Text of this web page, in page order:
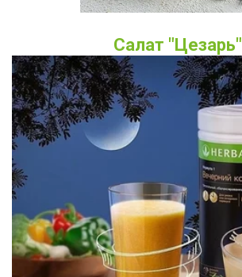
Салат "Цезарь"